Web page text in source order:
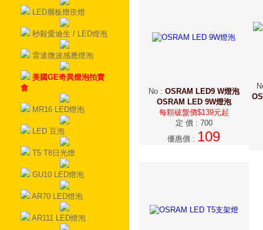
LED層板燈崁燈
秒殺愛迪生 / LED燈泡
雷達微波感應燈泡
美國GE奇異燈泡拍賣
會
MR16 LED燈泡
LED 豆泡
T5 T8日光燈
GU10 LED燈泡
AR70 LED燈泡
AR111 LED燈泡
No: OSRAM LED9 W燈泡
OSRAM LED 9W燈泡
每顆破盤價$139元起
定 價: 700
優惠價 : 109